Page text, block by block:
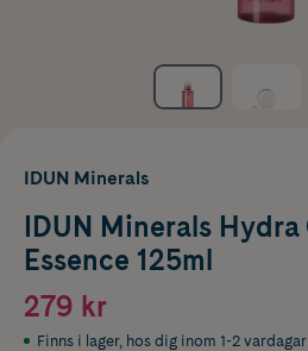
IDUN Minerals
IDUN Minerals
Essence 125ml
279 kr
Finns i lager, hos dig inom 1-2 vardagar